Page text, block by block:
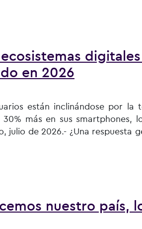
en 2026
están inclinándose por la
más en sus
julio de 2026.- ¿Una respuesta
nuestro país,